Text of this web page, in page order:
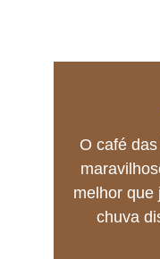
O café
melhor que
chuva